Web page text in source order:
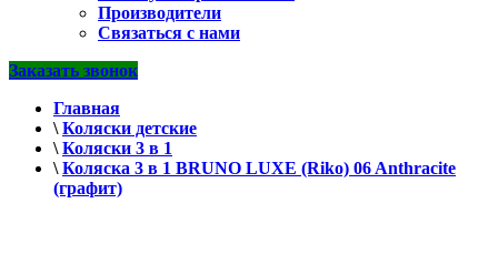
Производители
Связаться с нами
Заказать звонок
Главная
\Коляски детские
\Коляски 3 в 1
\Коляска 3 в 1 BRUNO LUXE (Riko) 06 Anthracite
(графит)